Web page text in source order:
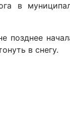
в
в снегу.